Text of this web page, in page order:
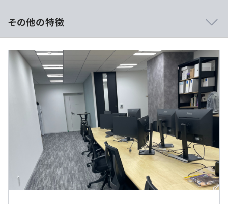
や業態自体も最新で、幅広い分野にチャレンジし続けるた
め、常に新たな課題に取り組みながら成長できるのが特徴
です。加えて、豊かなアイデアを持つ代表のもと、意思決
定までのスピード感が速く、革新を迅速に形にできる環境
が整っています。
【案件例】
■自社アプリのリファラル機能の開発
・担当工程：要件定義、基本設計、詳細設計、実装、テス
ト、運用／保守、統計情報の収集・データ分析
・規模：2名
・期間：6カ月
・開発言語：Dart（Flutter）、TypeScript（Node.js）
◎現在全エンジニアがリモート勤務中です！
【年収400万～500万の場合】
■賃金形態：月給制
■賃金の決定方法：前職給与・スキル・経験を考慮して決
■月給：約33万〜41万円（固定残業代を含む）
《内訳》
・基本給：約22万～28万円
・固定残業代：45時間分、約9万～12万円
※超過分は別途支給いたしますが、基本的には45時間を
超えないように勤務時間に調整がはいります。
《月給例》
■プロジェクトマネージャークラス
その他の特徴